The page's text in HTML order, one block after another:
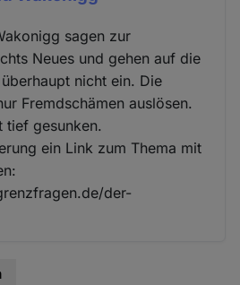
sagen zur
Neues und gehen auf die
nicht ein. Die
Fremdschämen auslösen.
tief gesunken.
ein Link zum Thema mit
der-